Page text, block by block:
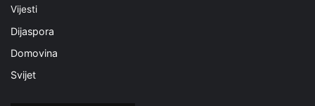
Vijesti
Dijaspora
Domovina
Svijet